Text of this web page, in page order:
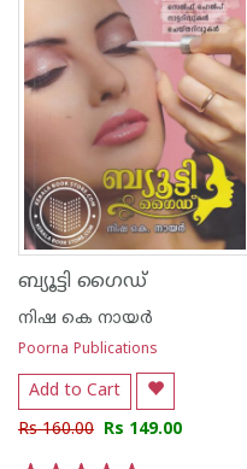
ബ്യൂട്ടി ഗൈഡ്
നിഷ കെ നായര്‍
Poorna Publications
Add to Cart
Rs 160.00 Rs 149.00